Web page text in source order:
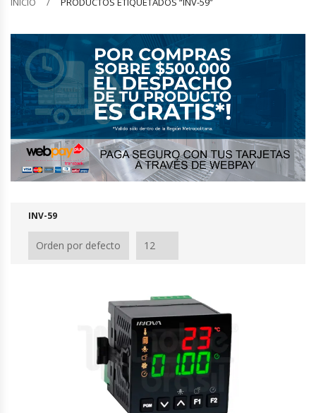
Batidoras
Bolsas De Sellado Al Vacío
Cafeteras
Calentadores De Platos
Campanas Industriales
Cocedoras De Pastas
Cocinas Industriales
Encimeras Eléctricas
INV-59